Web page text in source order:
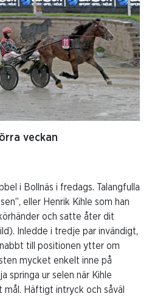
veckan
i Bollnäs i fredags. Talangfulla
eller Henrik Kihle som han
och satte åter dit
Inledde i tredje par invändigt,
till positionen ytter om
mycket enkelt inne på
springa ur selen när Kihle
Häftigt intryck och såväl